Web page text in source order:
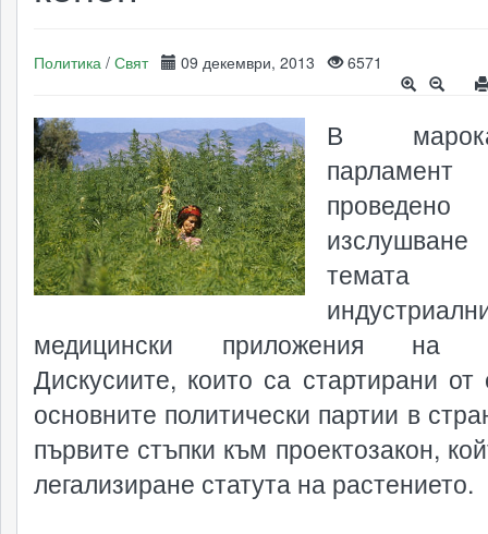
Политика / Свят 09 декември, 2013 6571
В
проведено
медицински приложения на
Дискусиите, които са стартирани от
основните политически партии в
първите стъпки към проектозакон,
легализиране статута на растението.